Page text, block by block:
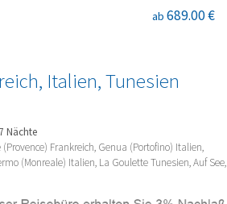
Italien, Tunesien
ab 689.00 €
7 Nächte
Frankreich, Genua (Portofino) Italien,
(Monreale) Italien, La Goulette Tunesien, Auf See,